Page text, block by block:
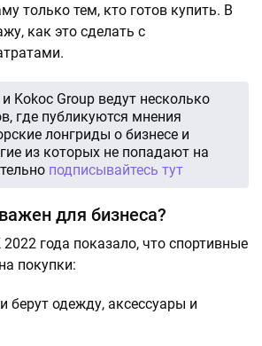
только тем, кто готов купить. В
как это сделать с
Kokoc Group ведут несколько
где публикуются мнения
лонгриды о бизнесе и
из которых не попадают на
подписывайтесь тут
для бизнеса?
года показало, что спортивные
покупки:
берут одежду, аксессуары и